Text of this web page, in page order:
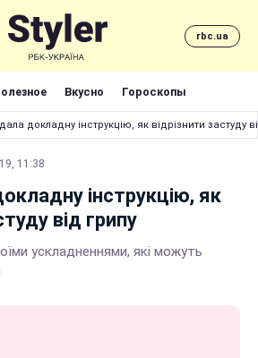
rbc.ua
Вкусно Гороскопы
докладну інструкцію, як відрізнити застуду
11:38
інструкцію, як
від грипу
ускладненнями, які можуть